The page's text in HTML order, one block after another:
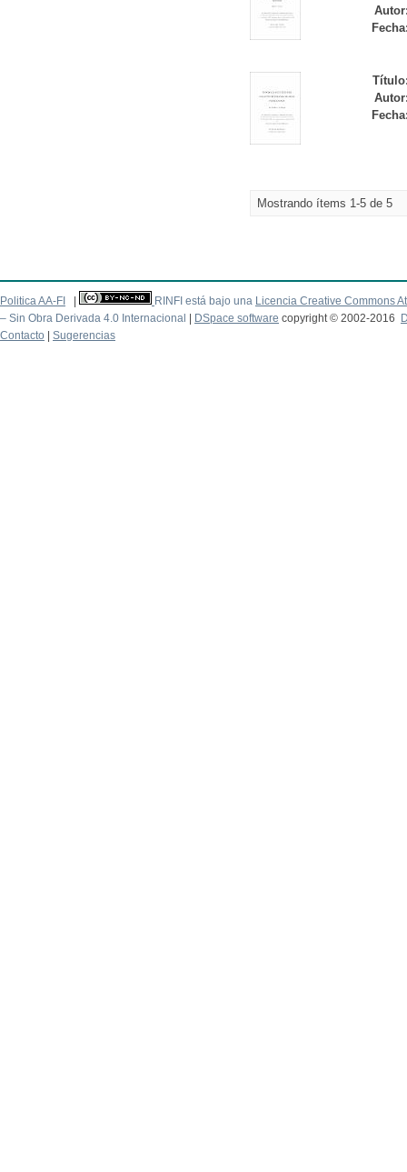
Mostrando ítems 1-5 de 5
Politica AA-FI RINFI está bajo una Licencia Creative Commons
– Sin Obra Derivada 4.0 Internacional
DSpace software copyright © 2002-2016
Contacto
Sugerencias